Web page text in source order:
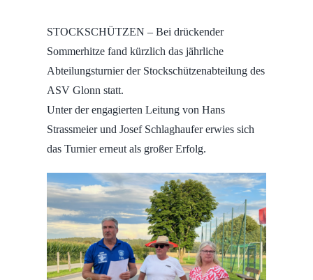
STOCKSCHÜTZEN – Bei drückender
Sommerhitze fand kürzlich das jährliche
Abteilungsturnier der Stockschützenabteilung des
ASV Glonn statt.
Unter der engagierten Leitung von Hans
Strassmeier und Josef Schlaghaufer erwies sich
das Turnier erneut als großer Erfolg.